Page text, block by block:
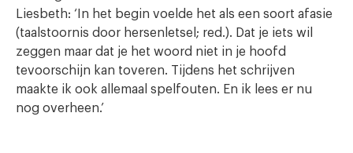
Liesbeth: ‘In het begin voelde het als een soort afasie
(taalstoornis door hersenletsel; red.). Dat je iets wil
zeggen maar dat je het woord niet in je hoofd
tevoorschijn kan toveren. Tijdens het schrijven
maakte ik ook allemaal spelfouten. En ik lees er nu
nog overheen.’